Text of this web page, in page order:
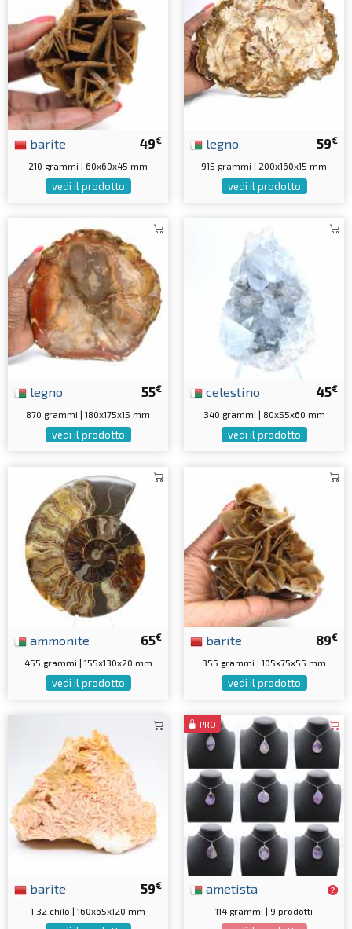
49€
barite
210 grammi | 60x60x45 mm
vedi il prodotto
59€
legno
915 grammi | 200x160x15 mm
vedi il prodotto
55€
legno
870 grammi | 180x175x15 mm
vedi il prodotto
45€
celestino
340 grammi | 80x55x60 mm
vedi il prodotto
65€
ammonite
455 grammi | 155x130x20 mm
vedi il prodotto
89€
barite
355 grammi | 105x75x55 mm
vedi il prodotto
59€
barite
1.32 chilo | 160x65x120 mm
PRO
ametista
114 grammi | 9 prodotti